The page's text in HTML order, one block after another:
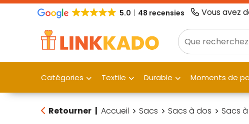
5.0 48 recensies Vous avez
Catégories Textile Durable Moments de
Retourner | Accueil Sacs Sacs à dos Sacs